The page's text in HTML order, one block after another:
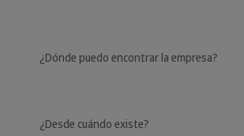
¿Dónde puedo encontrar la empresa?
¿Desde cuándo existe?